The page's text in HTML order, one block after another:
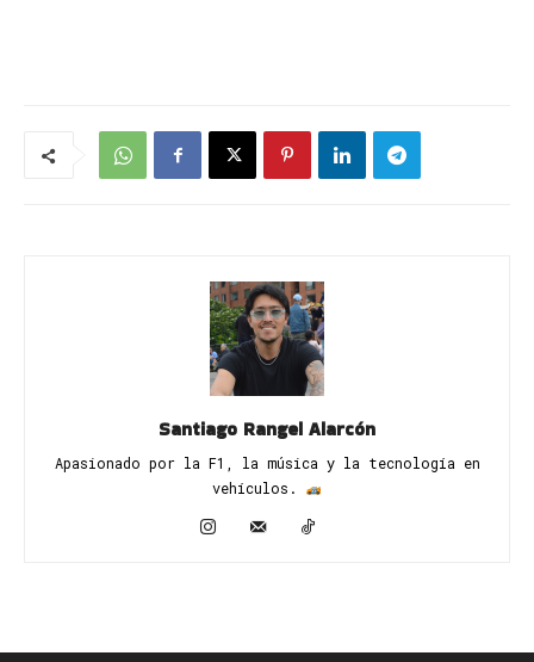
Santiago Rangel Alarcón
Apasionado por la F1, la música y la tecnología en
vehículos. ​